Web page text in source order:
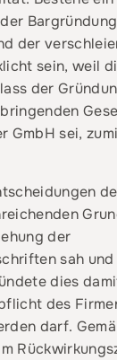
der
sein, weil
der
GmbH sei,
der
sah
dies
des
darf.